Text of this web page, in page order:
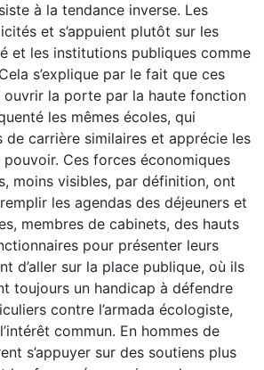
à la tendance inverse. Les
et s’appuient plutôt sur les
et les institutions publiques comme
s’explique par le fait que ces
la porte par la haute fonction
les mêmes écoles, qui
de carrière similaires et apprécie les
Ces forces économiques
moins visibles, par définition, ont
les agendas des déjeuners et
membres de cabinets, des hauts
pour présenter leurs
d’aller sur la place publique, où ils
toujours un handicap à défendre
contre l’armada écologiste,
commun. En hommes de
s’appuyer sur des soutiens plus